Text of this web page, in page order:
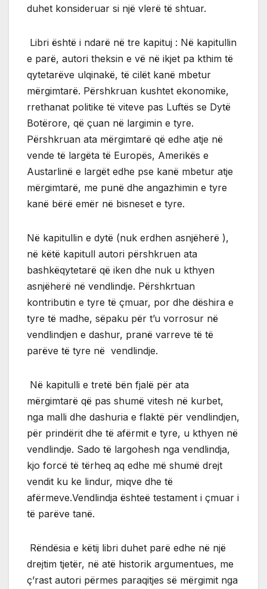
duhet konsideruar si një vlerë të shtuar.
Libri është i ndarë në tre kapituj : Në kapitullin
e parë, autori theksin e vë në ikjet pa kthim të
qytetarëve ulqinakë, të cilët kanë mbetur
mërgimtarë. Përshkruan kushtet ekonomike,
rrethanat politike të viteve pas Luftës se Dytë
Botërore, që çuan në largimin e tyre.
Përshkruan ata mërgimtarë që edhe atje në
vende të largëta të Europës, Amerikës e
Austarlinë e largët edhe pse kanë mbetur atje
mërgimtarë, me punë dhe angazhimin e tyre
kanë bërë emër në bisneset e tyre.
Në kapitullin e dytë (nuk erdhen asnjëherë ),
në këtë kapitull autori përshkruen ata
bashkëqytetarë që iken dhe nuk u kthyen
asnjëherë në vendlindje. Përshkrtuan
kontributin e tyre të çmuar, por dhe dëshira e
tyre të madhe, sëpaku për t’u vorrosur në
vendlindjen e dashur, pranë varreve të të
parëve të tyre në vendlindje.
Në kapitulli e tretë bën fjalë për ata
mërgimtarë që pas shumë vitesh në kurbet,
nga malli dhe dashuria e flaktë për vendlindjen,
për prindërit dhe të afërmit e tyre, u kthyen në
vendlindje. Sado të largohesh nga vendlindja,
kjo forcë të tërheq aq edhe më shumë drejt
vendit ku ke lindur, miqve dhe të
afërmeve.Vendlindja ështeë testament i çmuar i
të parëve tanë.
Rëndësia e këtij libri duhet parë edhe në një
drejtim tjetër, në atë historik argumentues, me
ç’rast autori përmes paraqitjes së mërgimit nga